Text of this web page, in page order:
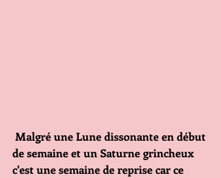
Malgré une Lune dissonante en début
de semaine et un Saturne grincheux
c'est une semaine de reprise car ce